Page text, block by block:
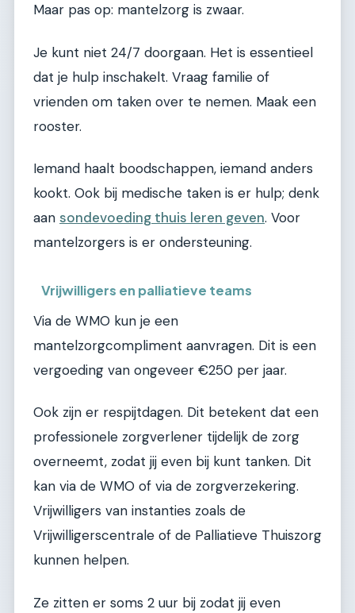
Maar pas op: mantelzorg is zwaar.
Je kunt niet 24/7 doorgaan. Het is essentieel
dat je hulp inschakelt. Vraag familie of
vrienden om taken over te nemen. Maak een
rooster.
Iemand haalt boodschappen, iemand anders
kookt. Ook bij medische taken is er hulp; denk
aan sondevoeding thuis leren geven. Voor
mantelzorgers is er ondersteuning.
Vrijwilligers en palliatieve teams
Via de WMO kun je een
mantelzorgcompliment aanvragen. Dit is een
vergoeding van ongeveer €250 per jaar.
Ook zijn er respijtdagen. Dit betekent dat een
professionele zorgverlener tijdelijk de zorg
overneemt, zodat jij even bij kunt tanken. Dit
kan via de WMO of via de zorgverzekering.
Vrijwilligers van instanties zoals de
Vrijwilligerscentrale of de Palliatieve Thuiszorg
kunnen helpen.
Ze zitten er soms 2 uur bij zodat jij even